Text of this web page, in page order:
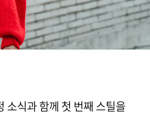
소식과 함께 첫 번째 스틸을